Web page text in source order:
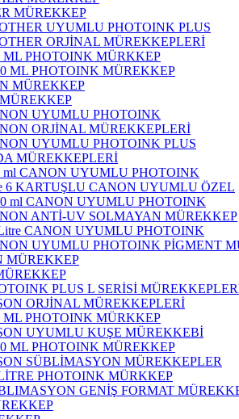
MÜREKKEP
UYUMLU PHOTOINK PLUS
ORJİNAL MÜREKKEPLERİ
ML PHOTOINK MÜRKKEP
ML PHOTOINK MÜREKKEP
UYUMLU PHOTOINK
ORJİNAL MÜREKKEPLERİ
UYUMLU PHOTOINK PLUS
MÜREKKEPLERİ
ml CANON UYUMLU PHOTOINK
6 KARTUŞLU CANON UYUMLU ÖZEL
ml CANON UYUMLU PHOTOINK
ANTİ-UV SOLMAYAN MÜREKKEP
CANON UYUMLU PHOTOINK
UYUMLU PHOTOINK PİGMENT
PLUS L SERİSİ
ORJİNAL MÜREKKEPLERİ
ML PHOTOINK MÜRKKEP
UYUMLU KUŞE MÜREKKEBİ
ML PHOTOINK MÜREKKEP
SÜBLİMASYON MÜREKKEPLER
PHOTOINK MÜRKKEP
GENİŞ FORMAT